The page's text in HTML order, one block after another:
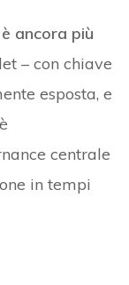
ancora più
– con chiave
esposta, e
centrale
in tempi